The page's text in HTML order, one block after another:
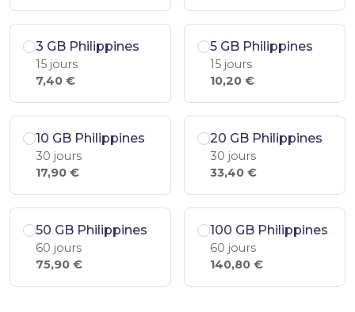
3 GB Philippines
15 jours
7,40 €
5 GB Philippines
15 jours
10,20 €
10 GB Philippines
30 jours
17,90 €
20 GB Philippines
30 jours
33,40 €
50 GB Philippines
60 jours
75,90 €
100 GB Philippines
60 jours
140,80 €